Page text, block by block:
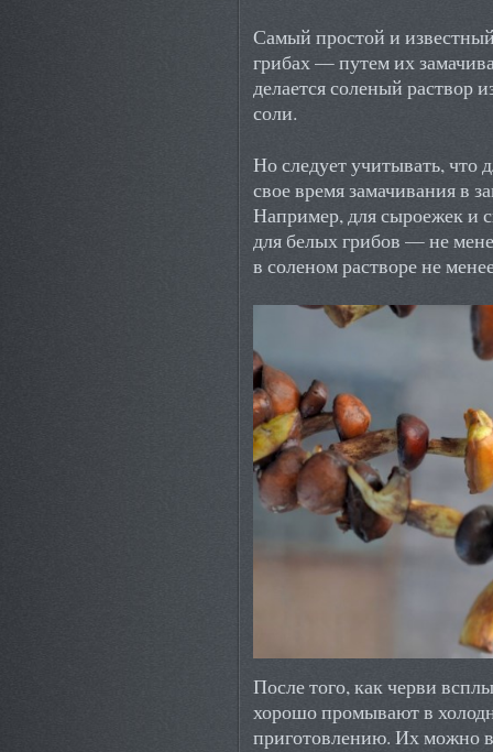
Самый простой и
грибах — путем их
делается соленый раствор
соли.
Но следует учитывать, что
свое время замачивания в
Например, для сыроежек и
для белых грибов — не
в соленом растворе не
После того, как черви
хорошо промывают в
приготовлению. Их можно